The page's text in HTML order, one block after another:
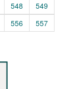
548
549
556
557